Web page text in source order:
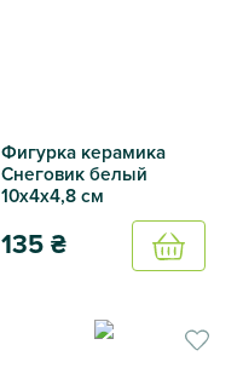
Фигурка керамика
Снеговик белый
10х4х4,8 см
135₴
Купить